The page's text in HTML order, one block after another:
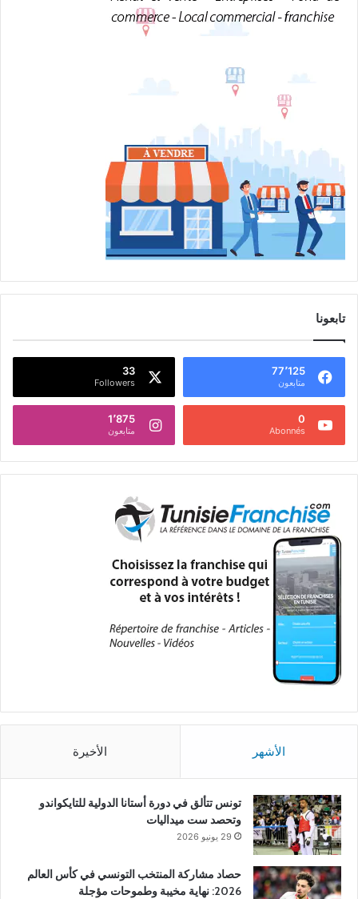
تابعونا
77٬125
متابعون
33
Followers
0
Abonnés
1٬875
متابعون
الأشهر الأخيرة
تونس تتألق في دورة أستانا الدولية للتايكواندو
وتحصد ست ميداليات
29 يونيو 2026
حصاد مشاركة المنتخب التونسي في كأس العالم
2026: نهاية مخيبة وطموحات مؤجلة